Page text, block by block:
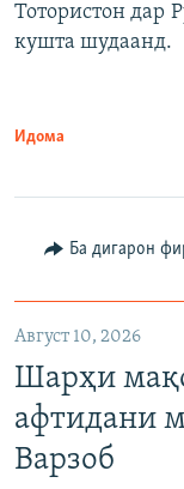
Тотористон дар
кушта шудаанд.
Идома
Ба дигарон
Август 10, 2026
Шарҳи
афтидани
Варзоб